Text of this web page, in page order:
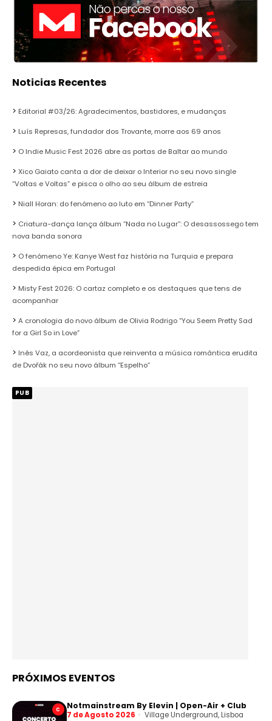
Noticias Recentes
Editorial #03/26: Agradecimentos, bastidores, e mudanças
Luís Represas, fundador dos Trovante, morre aos 69 anos
O Indie Music Fest 2026 abre as portas de Baltar ao mundo
Xico Gaiato canta a dor de deixar o Interior no seu novo single
“Voltas e Voltas” e pisca o olho ao seu álbum de estreia
Niall Horan: do fenómeno ao luto em “Dinner Party”
Criatura-dança lança álbum “Nada no Lugar”: O desassossego tem
nova banda sonora
O fenómeno Ye: Kanye West faz história na Turquia e prepara
despedida épica em Portugal
Misty Fest 2026: O cartaz completo e os destaques que tens de
acompanhar
A cronologia do novo álbum de Olivia Rodrigo “You Seem Pretty Sad
for a Girl So in Love”
Inês Vaz, a acordeonista que reinventa a música romântica erudita
de Dvořák no seu novo álbum “Espelho”
PUB
PRÓXIMOS EVENTOS
C Notmainstream By Elevin | Open-Air + Club
7 de Agosto 2026 Village Underground, Lisboa